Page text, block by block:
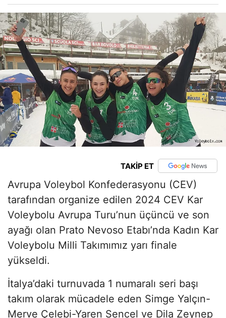
TAKİP ET
Avrupa Voleybol Konfederasyonu (CEV)
tarafından organize edilen 2024 CEV Kar
Voleybolu Avrupa Turu’nun üçüncü ve son
ayağı olan Prato Nevoso Etabı’nda Kadın Kar
Voleybolu Milli Takımımız yarı finale
yükseldi.
İtalya’daki turnuvada 1 numaralı seri başı
takım olarak mücadele eden Simge Yalçın-
Merve Çelebi-Yaren Sencel ve Dila Zeynep